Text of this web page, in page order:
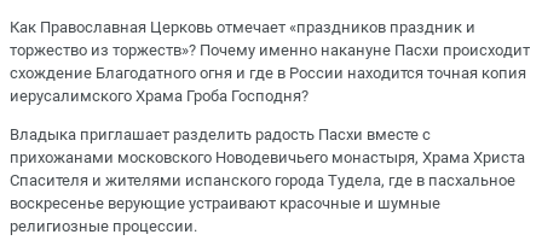
Как Православная Церковь отмечает «праздников праздник и
торжество из торжеств»? Почему именно накануне Пасхи происходит
схождение Благодатного огня и где в России находится точная копия
иерусалимского Храма Гроба Господня?
Владыка приглашает разделить радость Пасхи вместе с
прихожанами московского Новодевичьего монастыря, Храма Христа
Спасителя и жителями испанского города Тудела, где в пасхальное
воскресенье верующие устраивают красочные и шумные
религиозные процессии.